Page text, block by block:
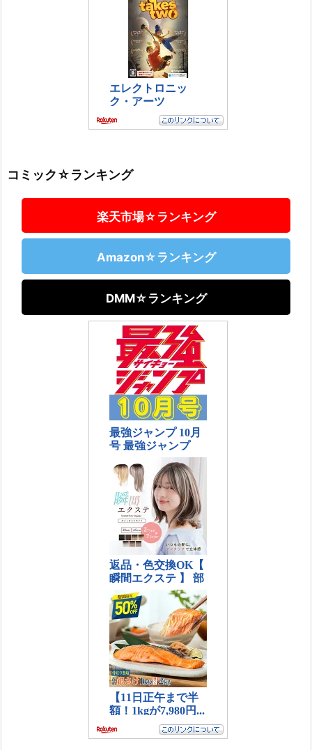
コミック☆ランキング
楽天市場☆ランキング
Amazon☆ランキング
DMM☆ランキング